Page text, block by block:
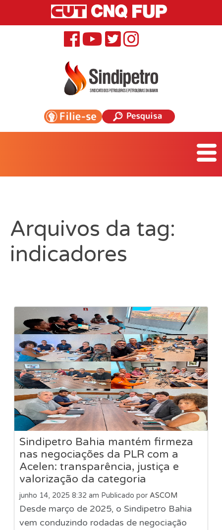
Arquivos da tag:
indicadores
Sindipetro Bahia mantém firmeza
nas negociações da PLR com a
Acelen: transparência, justiça e
valorização da categoria
junho 14, 2025 8:32 am Publicado por ASCOM
Desde março de 2025, o Sindipetro Bahia
vem conduzindo rodadas de negociação